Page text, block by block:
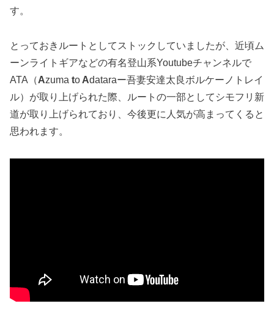
す。
とっておきルートとしてストックしていましたが、近頃ム
ーンライトギアなどの有名登山系Youtubeチャンネルで
ATA（Azuma to Adataraー吾妻安達太良ボルケーノトレイ
ル）が取り上げられた際、ルートの一部としてシモフリ新
道が取り上げられており、今後更に人気が高まってくると
思われます。